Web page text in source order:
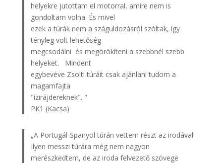
helyekre jutottam el motorral, amire nem is
gondoltam volna. És mivel
ezek a túrák nem a száguldozásról szóltak, így
tényleg volt lehetőség
megcsodálni és megörökíteni a szebbnél szebb
helyeket. Mindent
egybevéve Zsolti túráit csak ajánlani tudom a
magamfajta
"ízirájdereknek". "
PK1 (Kacsa)
„A Portugál-Spanyol túrán vettem részt az irodával.
Ilyen messzi túrára még nem nagyon
merészkedtem, de az iroda felvezető szövege